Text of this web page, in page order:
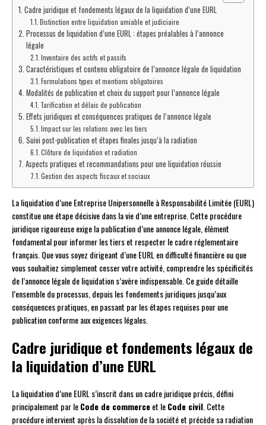
Cadre juridique et fondements légaux de la liquidation d’une EURL
Distinction entre liquidation amiable et judiciaire
Processus de liquidation d’une EURL : étapes préalables à l’annonce
légale
Inventaire des actifs et passifs
Caractéristiques et contenu obligatoire de l’annonce légale de liquidation
Formulations types et mentions obligatoires
Modalités de publication et choix du support pour l’annonce légale
Tarification et délais de publication
Effets juridiques et conséquences pratiques de l’annonce légale
Impact sur les relations avec les tiers
Suivi post-publication et étapes finales jusqu’à la radiation
Clôture de liquidation et radiation
Aspects pratiques et recommandations pour une liquidation réussie
Gestion des aspects fiscaux et sociaux
La liquidation d’une Entreprise Unipersonnelle à Responsabilité Limitée (EURL)
constitue une étape décisive dans la vie d’une entreprise. Cette procédure
juridique rigoureuse exige la publication d’une annonce légale, élément
fondamental pour informer les tiers et respecter le cadre réglementaire
français. Que vous soyez dirigeant d’une EURL en difficulté financière ou que
vous souhaitiez simplement cesser votre activité, comprendre les spécificités
de l’annonce légale de liquidation s’avère indispensable. Ce guide détaille
l’ensemble du processus, depuis les fondements juridiques jusqu’aux
conséquences pratiques, en passant par les étapes requises pour une
publication conforme aux exigences légales.
Cadre juridique et fondements légaux de
la liquidation d’une EURL
La liquidation d’une EURL s’inscrit dans un cadre juridique précis, défini
principalement par leCode de commerceet leCode civil. Cette
procédure intervient après la dissolution de la société et précède sa radiation